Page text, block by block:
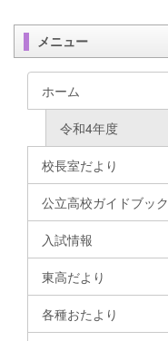
メニュー
ホーム
令和4年度
校長室だより
公立高校ガイドブック
入試情報
東高だより
各種おたより